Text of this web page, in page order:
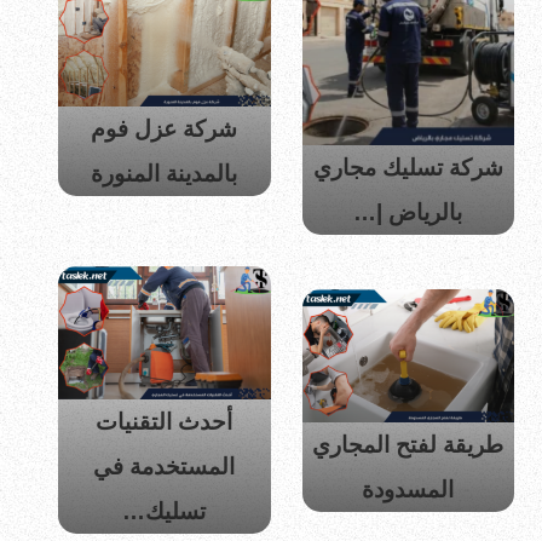
شركة تسليك مجاري
بالرياض |…
شركة عزل فوم
بالمدينة المنورة
طريقة لفتح المجاري
المسدودة
أحدث التقنيات
المستخدمة في
تسليك…